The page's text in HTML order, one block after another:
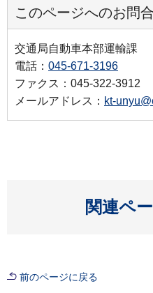
このページへのお問
交通局自動車本部運輸課
電話： 045-671-3196
ファクス：045-322-3912
メールアドレス： kt-
関連ペ
前のページに戻る